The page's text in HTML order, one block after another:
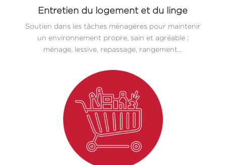
Entretien du logement et du linge
Soutien dans les tâches ménagères pour maintenir
un environnement propre, sain et agréable :
ménage, lessive, repassage, rangement…